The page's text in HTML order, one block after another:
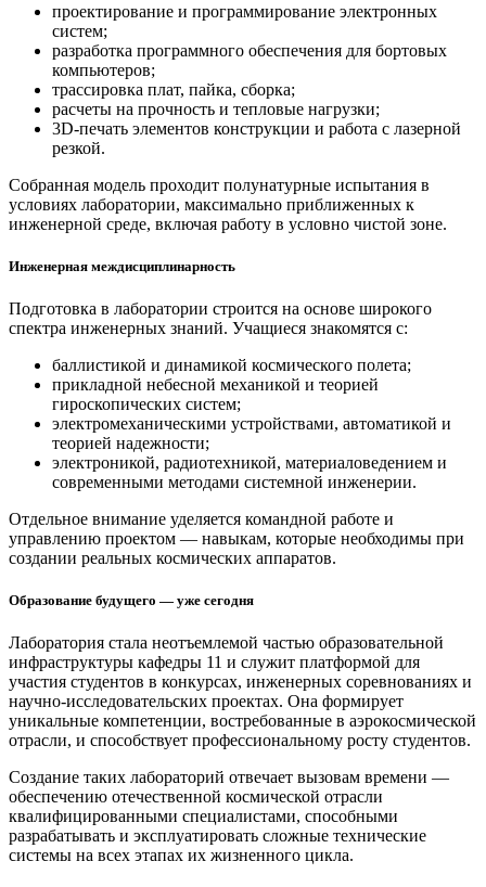
проектирование и программирование электронных
систем;
разработка программного обеспечения для бортовых
компьютеров;
трассировка плат, пайка, сборка;
расчеты на прочность и тепловые нагрузки;
3D-печать элементов конструкции и работа с лазерной
резкой.
Собранная модель проходит полунатурные испытания в
условиях лаборатории, максимально приближенных к
инженерной среде, включая работу в условно чистой зоне.
Инженерная междисциплинарность
Подготовка в лаборатории строится на основе широкого
спектра инженерных знаний. Учащиеся знакомятся с:
баллистикой и динамикой космического полета;
прикладной небесной механикой и теорией
гироскопических систем;
электромеханическими устройствами, автоматикой и
теорией надежности;
электроникой, радиотехникой, материаловедением и
современными методами системной инженерии.
Отдельное внимание уделяется командной работе и
управлению проектом — навыкам, которые необходимы при
создании реальных космических аппаратов.
Образование будущего — уже сегодня
Лаборатория стала неотъемлемой частью образовательной
инфраструктуры кафедры 11 и служит платформой для
участия студентов в конкурсах, инженерных соревнованиях и
научно-исследовательских проектах. Она формирует
уникальные компетенции, востребованные в аэрокосмической
отрасли, и способствует профессиональному росту студентов.
Создание таких лабораторий отвечает вызовам времени —
обеспечению отечественной космической отрасли
квалифицированными специалистами, способными
разрабатывать и эксплуатировать сложные технические
системы на всех этапах их жизненного цикла.